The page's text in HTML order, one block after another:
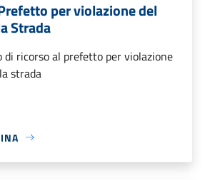
per violazione del
Strada
di ricorso al prefetto per violazione
strada